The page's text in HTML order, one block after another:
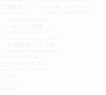
プロ直伝 レモンサワー
小川貞夫
焼酎のつくり方
オシおつまみ
ー